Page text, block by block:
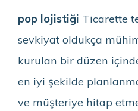
pop lojistiği Ticarette
sevkiyat oldukça
kurulan bir düzen
en iyi şekilde
ve müşteriye hitap